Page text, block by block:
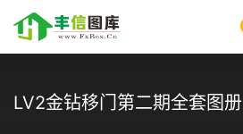
LV2金钻移门第二期全套图册